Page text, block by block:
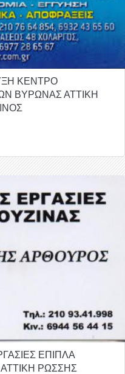
ΚΕΝΤΡΟ
ΒΥΡΩΝΑΣ ΑΤΤΙΚΗ
ΕΠΙΠΛΑ
ΡΩΣΣΗΣ